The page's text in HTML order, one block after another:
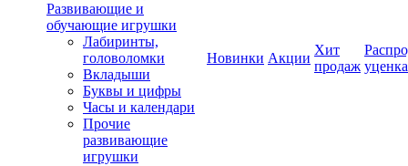
Развивающие и
обучающие игрушки
Лабиринты,
головоломки
Вкладыши
Буквы и цифры
Часы и календари
Прочие
развивающие
игрушки
Новинки Акции
Хит
продаж уценка